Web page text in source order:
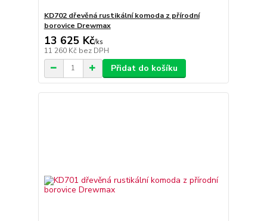
KD702 dřevěná rustikální komoda z přírodní
borovice Drewmax
13 625 Kč/ks
11 260 Kč bez DPH
Přidat do košíku